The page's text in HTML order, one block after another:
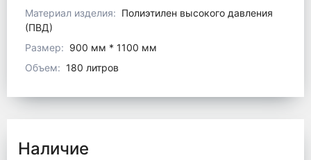
Материал изделия: Полиэтилен высокого давления
(ПВД)
Размер: 900 мм * 1100 мм
Объем: 180 литров
Наличие